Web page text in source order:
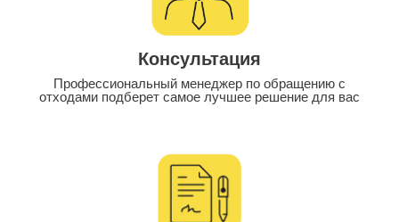
Консультация
Профессиональный менеджер по обращению с
отходами подберет самое лучшее решение для вас